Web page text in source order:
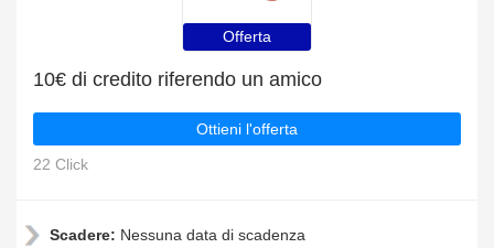
Offerta
10€ di credito riferendo un amico
Ottieni l'offerta
22 Click
Scadere: Nessuna data di scadenza